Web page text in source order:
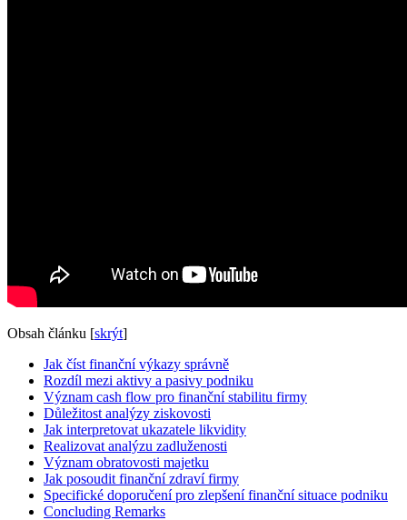
Obsah článku [skrýt]
Jak číst finanční výkazy správně
Rozdíl mezi aktivy a pasivy podniku
Význam cash flow pro finanční stabilitu firmy
Důležitost analýzy ziskovosti
Jak interpretovat ukazatele likvidity
Realizovat analýzu zadluženosti
Význam obratovosti majetku
Jak posoudit finanční zdraví firmy
Specifické doporučení pro zlepšení finanční situace podniku
Concluding Remarks